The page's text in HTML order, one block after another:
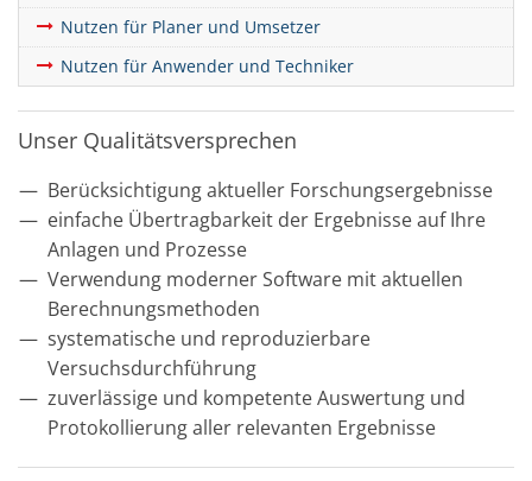
Nutzen für Planer und Umsetzer
Nutzen für Anwender und Techniker
Unser Qualitätsversprechen
Berücksichtigung aktueller Forschungsergebnisse
einfache Übertragbarkeit der Ergebnisse auf Ihre
Anlagen und Prozesse
Verwendung moderner Software mit aktuellen
Berechnungsmethoden
systematische und reproduzierbare
Versuchsdurchführung
zuverlässige und kompetente Auswertung und
Protokollierung aller relevanten Ergebnisse